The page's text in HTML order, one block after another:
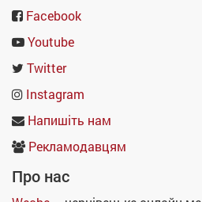
Facebook
Youtube
Twitter
Instagram
Напишіть нам
Рекламодавцям
Про нас